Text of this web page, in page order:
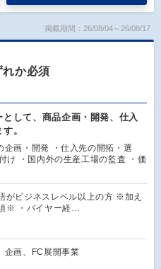
掲載期間：26/08/04～26/08/17
か必須
して、商品企画・開発、仕入
。
企画・開発 ・仕入先の開拓・選
け ・国内外の生産工場の監査 ・価
がビジネスレベル以上の方 ※加え
※ ・バイヤー経…
企画、FC展開事業